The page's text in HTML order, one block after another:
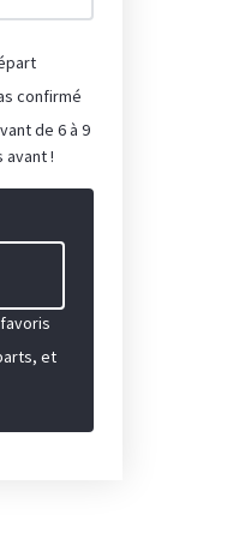
confirmé
de 6 à 9
avant !
et